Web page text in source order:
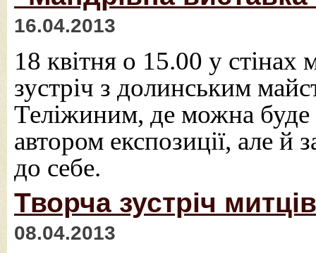
16.04.2013
18 квітня о 15.00 у
зустріч з долинським
Теліжиним, де можна буде
автором експозиції, але й
до себе.
Творча зустріч
08.04.2013